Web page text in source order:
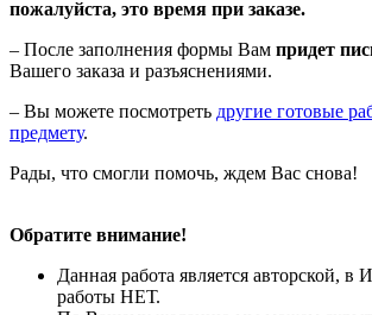
пожалуйста, это время при заказе.
– После заполнения формы Вам придет
Вашего заказа и разъяснениями.
– Вы можете посмотреть другие готовые
предмету.
Рады, что смогли помочь, ждем Вас снова!
Обратите внимание!
Данная работа является авторской, в
работы НЕТ.